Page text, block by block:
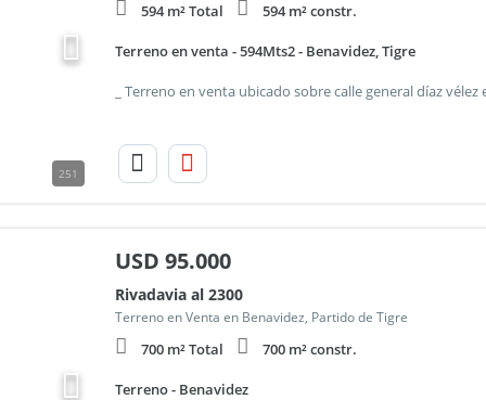
251
594 m² Total 594 m² constr.
Terreno en venta - 594Mts2 - Benavidez, Tigre
USD 95.000
Rivadavia al 2300
Terreno en Venta en Benavidez, Partido de Tigre
700 m² Total 700 m² constr.
Terreno - Benavidez